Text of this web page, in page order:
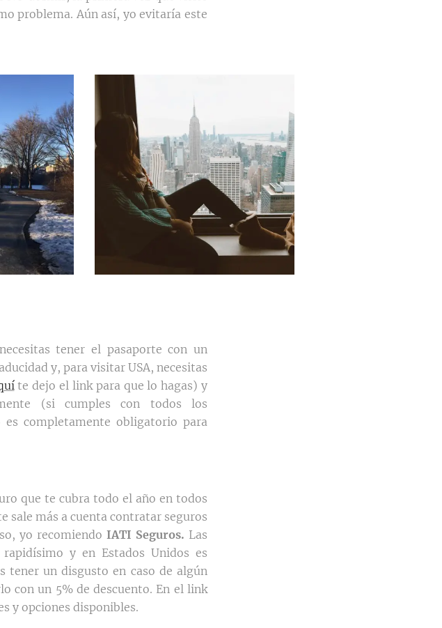
problema. Aún así, yo evitaría este
tener el pasaporte con un
y, para visitar USA, necesitas
te dejo el link para que lo hagas) y
(si cumples con todos los
completamente obligatorio para
que te cubra todo el año en todos
sale más a cuenta contratar seguros
yo recomiendo IATI Seguros. Las
y en Estados Unidos es
tener un disgusto en caso de algún
con un 5% de descuento. En el link
y opciones disponibles.